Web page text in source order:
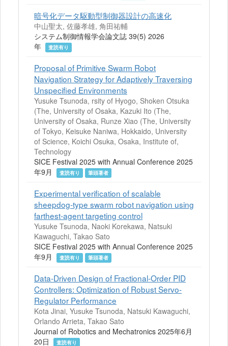
暗号化データ駆動型制御器設計の高速化
中山聖太, 佐藤孝雄, 角田祐輔
システム制御情報学会論文誌 39(5) 2026
年
査読有り
Proposal of Primitive Swarm Robot
Navigation Strategy for Adaptively Traversing
Unspecified Environments
Yusuke Tsunoda, rsity of Hyogo, Shoken Otsuka
(The, University of Osaka, Kazuki Ito (The,
University of Osaka, Runze Xiao (The, University
of Tokyo, Keisuke Naniwa, Hokkaido, University
of Science, Koichi Osuka, Osaka, Institute of,
Technology
SICE Festival 2025 with Annual Conference 2025
年9月
査読有り 筆頭著者
Experimental verification of scalable
sheepdog-type swarm robot navigation using
farthest-agent targeting control
Yusuke Tsunoda, Naoki Korekawa, Natsuki
Kawaguchi, Takao Sato
SICE Festival 2025 with Annual Conference 2025
年9月
査読有り 筆頭著者
Data-Driven Design of Fractional-Order PID
Controllers: Optimization of Robust Servo-
Regulator Performance
Kota Jinai, Yusuke Tsunoda, Natsuki Kawaguchi,
Orlando Arrieta, Takao Sato
Journal of Robotics and Mechatronics 2025年6月
20日
査読有り